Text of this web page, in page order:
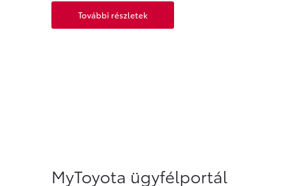
További részletek
MyToyota ügyfélportál